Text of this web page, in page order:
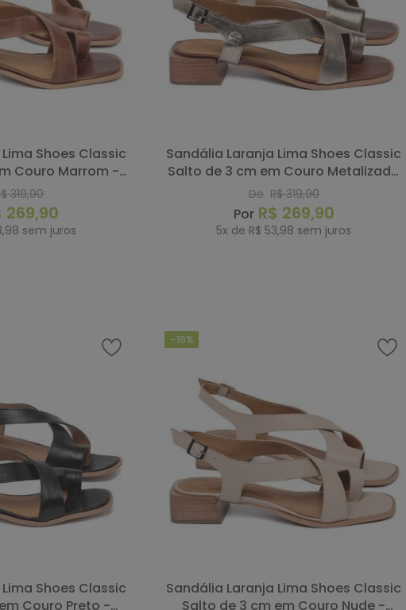
Couro Marrom -
- 157065
319,90
269,90
,98 sem juros
Sandália Laranja Lima Shoes Classic
Salto de 3 cm em Couro Metalizado
- Codigo - 157065
De R$ 319,90
R$ 269,90
5x de R$ 53,98 sem juros
Couro Preto -
-16%
Sandália Laranja Lima Shoes Classic
Salto de 3 cm em Couro Nude -